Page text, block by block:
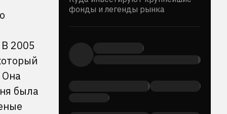
2005
была
фонды и легенды рынка